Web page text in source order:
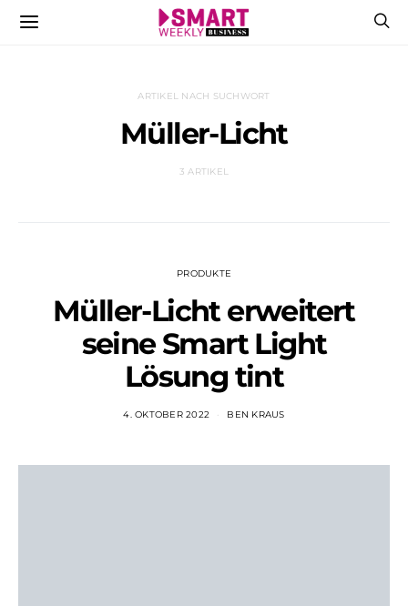
ARTIKEL NACH SUCHWORT
Müller-Licht
3 ARTIKEL
PRODUKTE
Müller-Licht erweitert
seine Smart Light
Lösung tint
4. OKTOBER 2022 BEN KRAUS